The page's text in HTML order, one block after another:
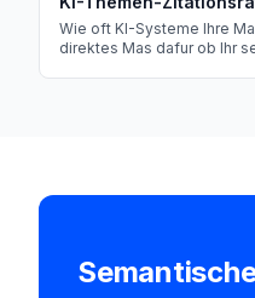
Wie oft KI-Systeme Ihre
direktes Mas dafur ob Ihr